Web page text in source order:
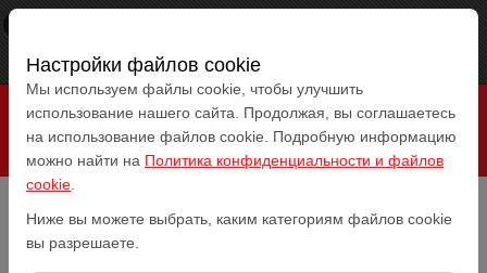
×
Бесплатно - In Google Play
Настройки файлов cookie
Мы используем файлы cookie, чтобы улучшить
использование нашего сайта. Продолжая, вы соглашаетесь
на использование файлов cookie. Подробную информацию
можно найти на Политика конфиденциальности и файлов
cookie
Ниже вы можете выбрать, каким категориям файлов cookie
вы разрешаете.
Antalya Аэропорт (AYT)